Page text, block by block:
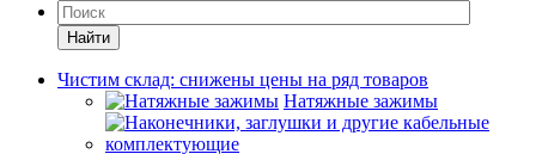
Найти
Чистим склад: снижены цены на ряд товаров
Натяжные зажимы